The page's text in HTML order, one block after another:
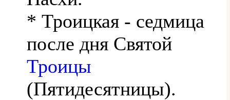
* Троицкая - седмица
после дня Святой
Троицы
(Пятидесятницы).